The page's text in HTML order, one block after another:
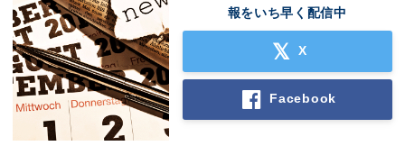
報をいち早く配信中
X
Facebook